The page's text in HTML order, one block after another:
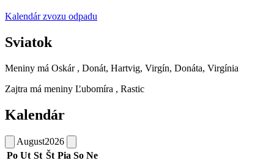
Kalendár zvozu odpadu
Sviatok
Meniny má Oskár , Donát, Hartvig, Virgín, Donáta, Virgínia
Zajtra má meniny Ľubomíra , Rastic
Kalendár
August2026
Po Ut St Št Pia So Ne